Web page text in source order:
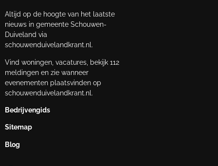
Altijd op de hoogte van het laatste
nieuws in gemeente Schouwen-
Duiveland via
schouwenduivelandkrant.nl.
Vind woningen, vacatures, bekijk 112
meldingen en zie wanneer
evenementen plaatsvinden op
schouwenduivelandkrant.nl.
Bedrijvengids
Sitemap
Blog